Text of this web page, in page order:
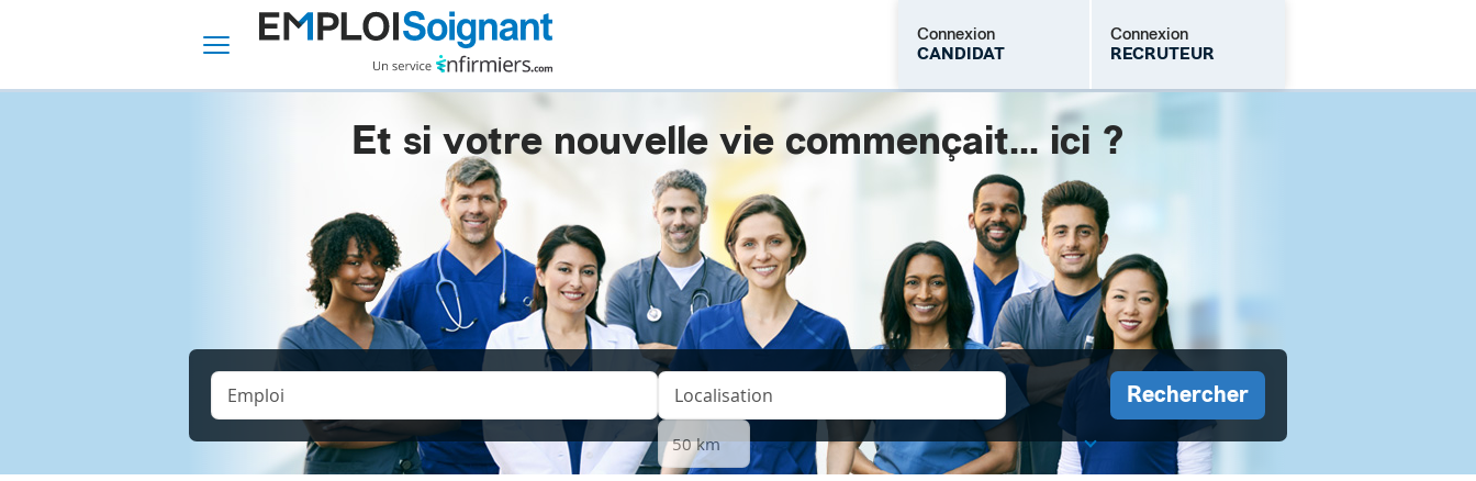
Connexion
CANDIDAT
Connexion
RECRUTEUR
M'inscrire Mot de passe oublié
Et si votre nouvelle vie commençait... ici ?